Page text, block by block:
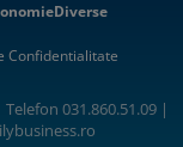
Diverse
Confidentialitate
031.860.51.09 |